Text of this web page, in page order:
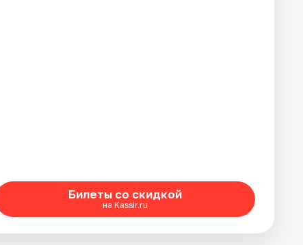
Билеты со скидкой
на Kassir.ru